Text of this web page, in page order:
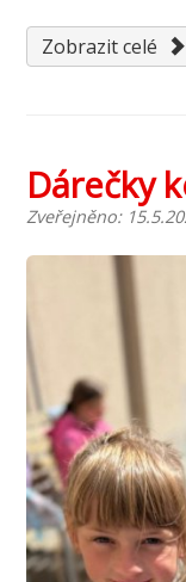
Zobrazit celé
Dárečky
Zveřejněno: